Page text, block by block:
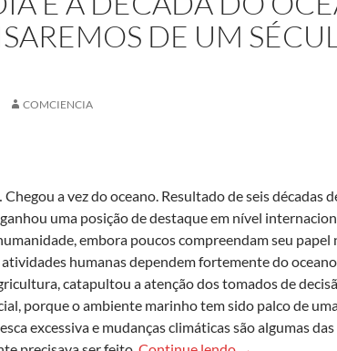
DE UM
COMCIENCIA
a vez do oceano. Resultado de seis décadas
uma posição de destaque em nível
embora poucos compreendam seu papel
humanas dependem fortemente do
catapultou a atenção dos tomados de
porque o ambiente marinho tem sido palco de
excessiva e mudanças climáticas são algumas das